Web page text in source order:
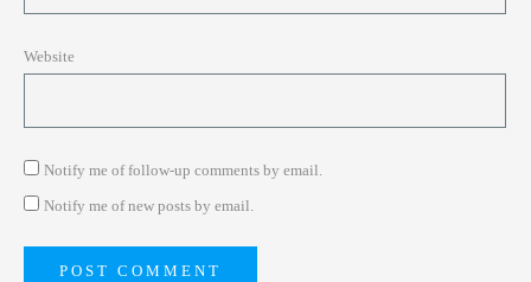
Website
Notify me of follow-up comments by email.
Notify me of new posts by email.